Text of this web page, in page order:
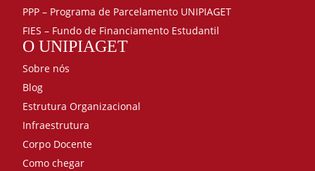
PPP – Programa de Parcelamento UNIPIAGET
FIES – Fundo de Financiamento Estudantil
O UNIPIAGET
Sobre nós
Blog
Estrutura Organizacional
Infraestrutura
Corpo Docente
Como chegar